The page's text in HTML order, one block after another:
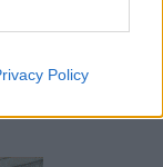
Policy
πήγε
ζεϊμπέκικο, γλίστρησε